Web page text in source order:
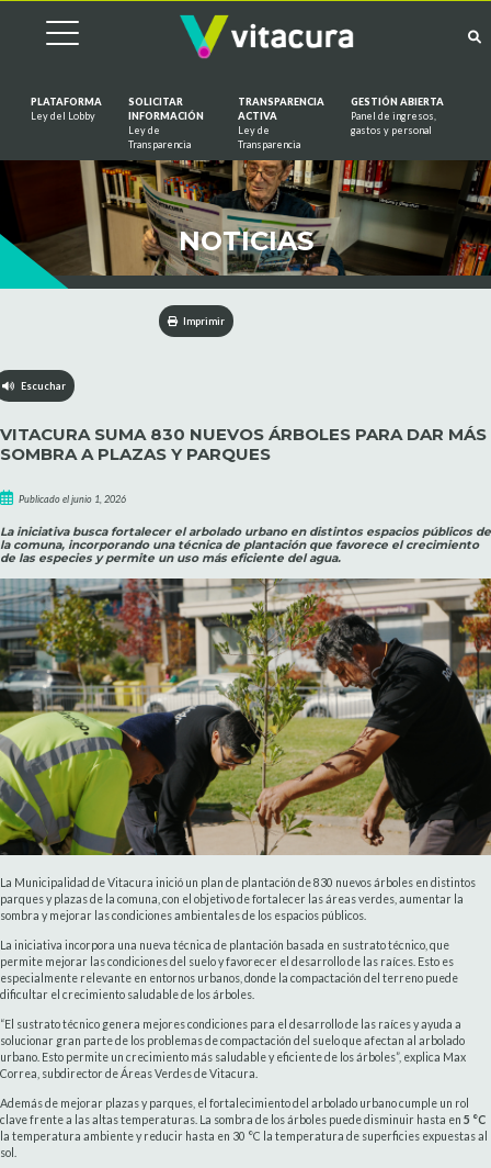
PLATAFORMA
Ley del Lobby
SOLICITAR
INFORMACIÓN
Ley de
Transparencia
TRANSPARENCIA
ACTIVA
Ley de
Transparencia
GESTIÓN ABIERTA
Panel de ingresos,
gastos y personal
NOTICIAS
Imprimir
Escuchar
VITACURA SUMA 830 NUEVOS ÁRBOLES PARA DAR MÁS
SOMBRA A PLAZAS Y PARQUES
Publicado el junio 1, 2026
La iniciativa busca fortalecer el arbolado urbano en distintos espacios públicos de
la comuna, incorporando una técnica de plantación que favorece el crecimiento
de las especies y permite un uso más eficiente del agua.
La Municipalidad de Vitacura inició un plan de plantación de 830 nuevos árboles en distintos
parques y plazas de la comuna, con el objetivo de fortalecer las áreas verdes, aumentar la
sombra y mejorar las condiciones ambientales de los espacios públicos.
La iniciativa incorpora una nueva técnica de plantación basada en sustrato técnico, que
permite mejorar las condiciones del suelo y favorecer el desarrollo de las raíces. Esto es
especialmente relevante en entornos urbanos, donde la compactación del terreno puede
dificultar el crecimiento saludable de los árboles.
“El sustrato técnico genera mejores condiciones para el desarrollo de las raíces y ayuda a
solucionar gran parte de los problemas de compactación del suelo que afectan al arbolado
urbano. Esto permite un crecimiento más saludable y eficiente de los árboles”, explica Max
Correa, subdirector de Áreas Verdes de Vitacura.
Además de mejorar plazas y parques, el fortalecimiento del arbolado urbano cumple un rol
clave frente a las altas temperaturas. La sombra de los árboles puede disminuir hasta en 5 °C
la temperatura ambiente y reducir hasta en 30 °C la temperatura de superficies expuestas al
sol.